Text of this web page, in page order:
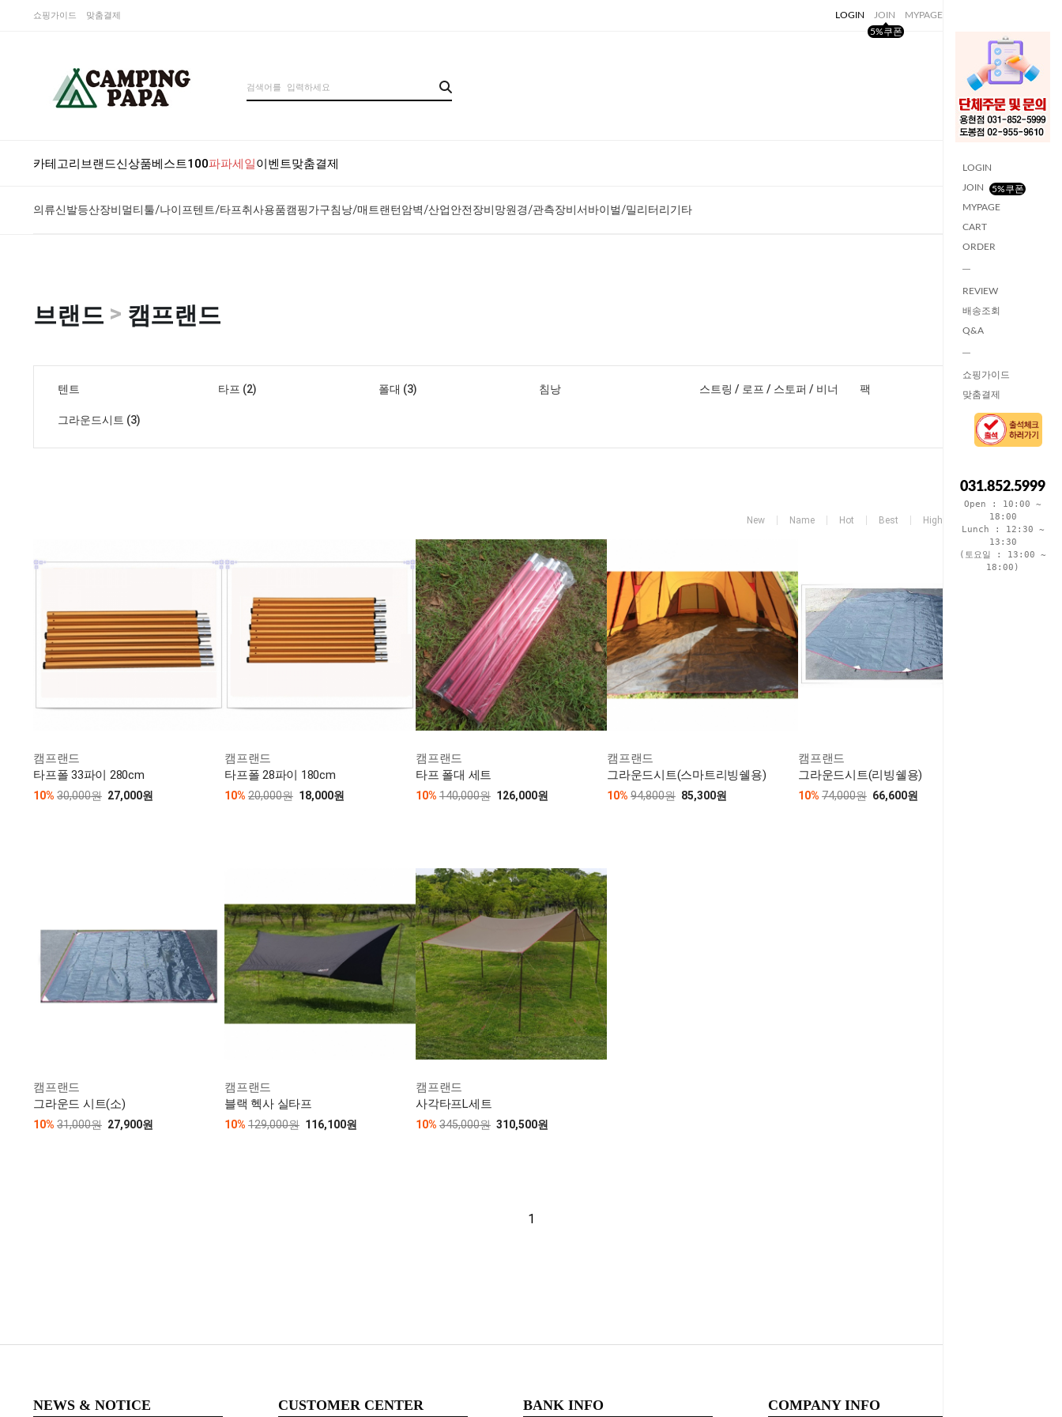
LOGIN
JOIN
5%쿠폰
MYPAGE
CART
ORDER
REVIEW
배송조회
Q&A
쇼핑가이드
맞춤결제
031.852.5999
Open : 10:00 ~
18:00
Lunch : 12:30 ~
13:30
(토요일 : 13:00 ~
18:00)
쇼핑가이드 맞춤결제 LOGIN
JOIN
5%쿠폰
MYPAGE
카테고리
의류신발등산장비 멀티툴/나이프텐트/타프취사용품캠핑가구침낭/매트랜턴 암벽/산업안전장비 망원경/관측장비 서바이벌/밀리터리 기타
브랜드신상품베스트100파파세일이벤트맞춤결제
브랜드 > 캠프랜드
텐트 타프 (2) 폴대 (3) 침낭 스트링 / 로프 / 스토퍼 / 비너 팩
그라운드시트 (3)
New Name Hot Best High price Low price
캠프랜드
타프폴 33파이 280cm
10% 30,000원 27,000원
캠프랜드
타프폴 28파이 180cm
10% 20,000원 18,000원
캠프랜드
타프 폴대 세트
10% 140,000원 126,000원
캠프랜드
그라운드시트(스마트리빙쉘용)
10% 94,800원 85,300원
캠프랜드
그라운드시트(리빙쉘용)
10% 74,000원 66,600원
캠프랜드
그라운드 시트(소)
10% 31,000원 27,900원
캠프랜드
블랙 헥사 실타프
10% 129,000원 116,100원
캠프랜드
사각타프L세트
10% 345,000원 310,500원
1
NEWS & NOTICE CUSTOMER CENTER BANK INFO COMPANY INFO